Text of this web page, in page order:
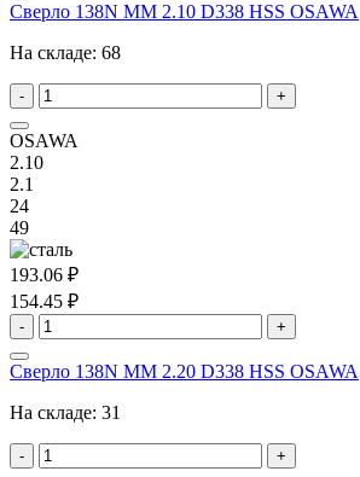
Сверло 138N MM 2.10 D338 HSS OSAWA
На складе: 68
- +
OSAWA
2.10
2.1
24
49
193.06 ₽
154.45 ₽
- +
Сверло 138N MM 2.20 D338 HSS OSAWA
На складе: 31
- +